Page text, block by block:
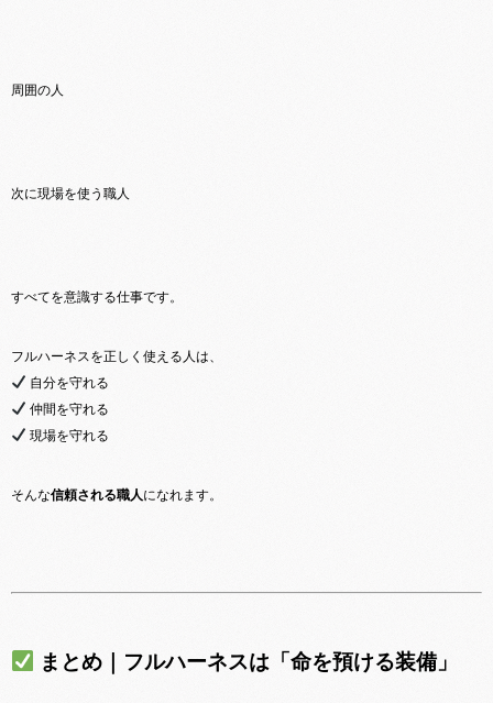
周囲の人
次に現場を使う職人
すべてを意識する仕事です。
フルハーネスを正しく使える人は、
自分を守れる
仲間を守れる
現場を守れる
そんな信頼される職人になれます。
まとめ｜フルハーネスは「命を預ける装備」